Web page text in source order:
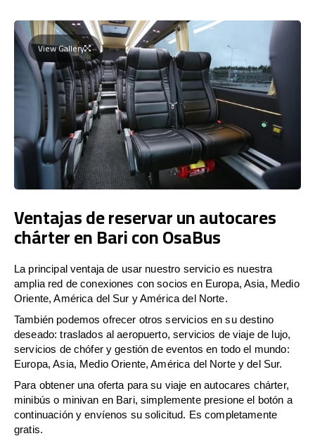
View Gallery
Ventajas de reservar un autocares
chárter en Bari con OsaBus
La principal ventaja de usar nuestro servicio es nuestra
amplia red de conexiones con socios en Europa, Asia, Medio
Oriente, América del Sur y América del Norte.
También podemos ofrecer otros servicios en su destino
deseado: traslados al aeropuerto, servicios de viaje de lujo,
servicios de chófer y gestión de eventos en todo el mundo:
Europa, Asia, Medio Oriente, América del Norte y del Sur.
Para obtener una oferta para su viaje en autocares chárter,
minibús o minivan en Bari, simplemente presione el botón a
continuación y envíenos su solicitud. Es completamente
gratis.